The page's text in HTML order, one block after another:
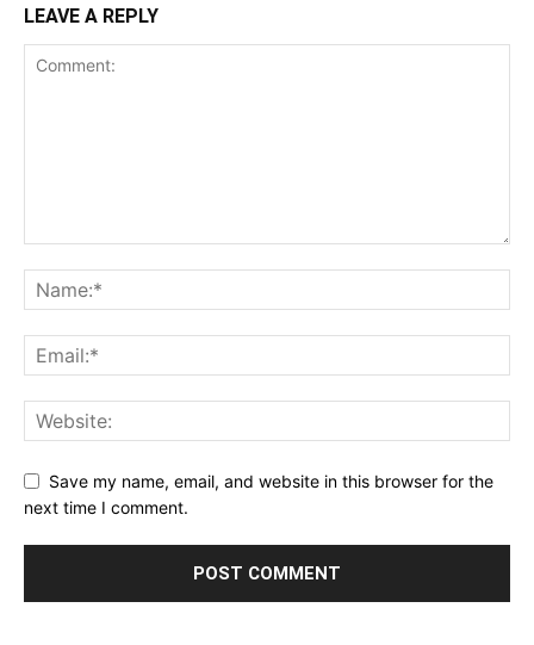
LEAVE A REPLY
Save my name, email, and website in this browser for the
next time I comment.